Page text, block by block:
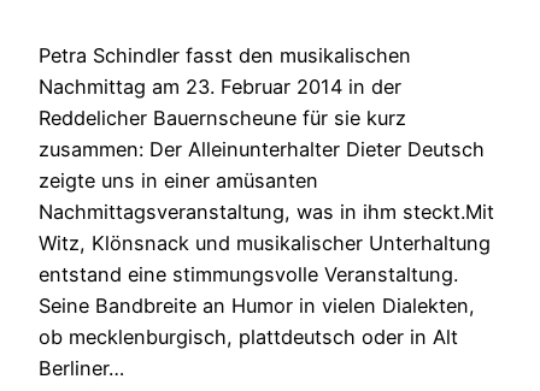
Petra Schindler fasst den musikalischen
Nachmittag am 23. Februar 2014 in der
Reddelicher Bauernscheune für sie kurz
zusammen: Der Alleinunterhalter Dieter Deutsch
zeigte uns in einer amüsanten
Nachmittagsveranstaltung, was in ihm steckt.Mit
Witz, Klönsnack und musikalischer Unterhaltung
entstand eine stimmungsvolle Veranstaltung.
Seine Bandbreite an Humor in vielen Dialekten,
ob mecklenburgisch, plattdeutsch oder in Alt
Berliner…